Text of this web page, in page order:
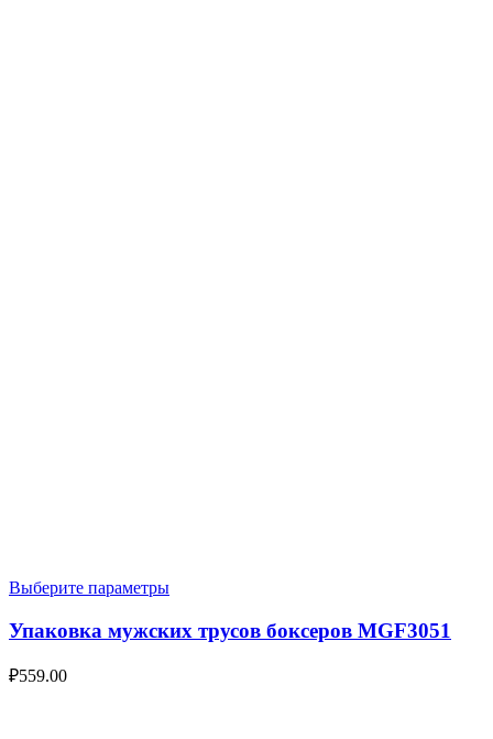
Выберите параметры
Упаковка мужских трусов боксеров MGF3051
₽559.00